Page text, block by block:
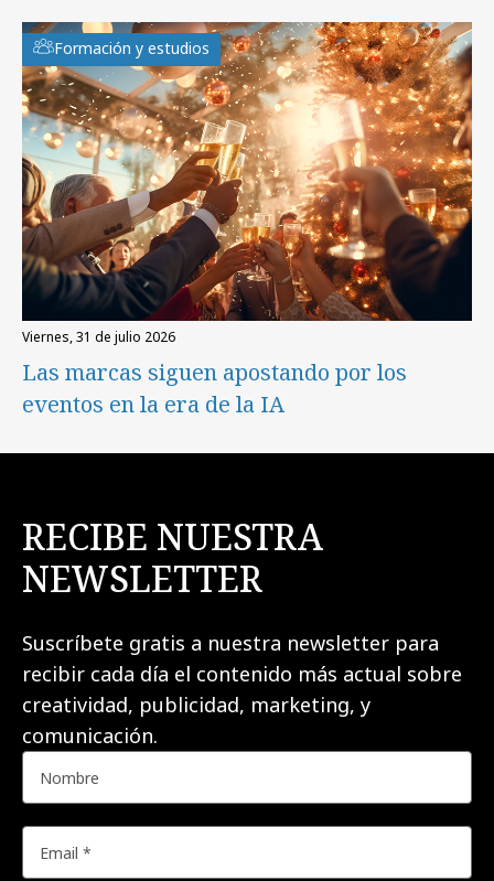
Formación y estudios
viernes, 31 de julio 2026
Las marcas siguen apostando por los
eventos en la era de la IA
RECIBE NUESTRA
NEWSLETTER
Suscríbete gratis a nuestra newsletter para
recibir cada día el contenido más actual sobre
creatividad, publicidad, marketing, y
comunicación.